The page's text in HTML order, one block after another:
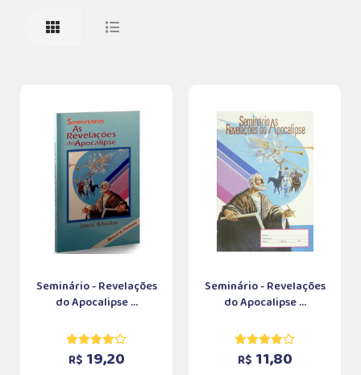
Seminário - Revelações
do Apocalipse ...
R$ 19,20
Seminário - Revelações
do Apocalipse ...
R$ 11,80